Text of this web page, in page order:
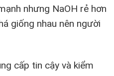
nhưng NaOH rẻ hơn
giống nhau nên người
cấp tin cậy và kiểm